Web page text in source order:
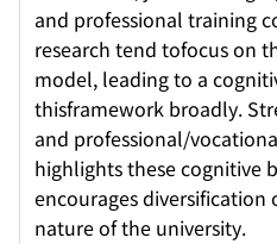
and professional training
research tend tofocus on
model, leading to a
thisframework broadly.
and professional/
highlights these cognitive
encourages diversification
nature of the university.